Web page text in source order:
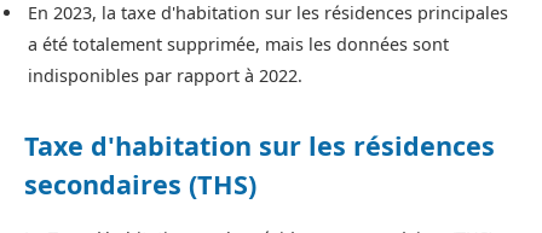
En 2023, la taxe d'habitation sur les résidences principales
a été totalement supprimée, mais les données sont
indisponibles par rapport à 2022.
Taxe d'habitation sur les résidences
secondaires (THS)